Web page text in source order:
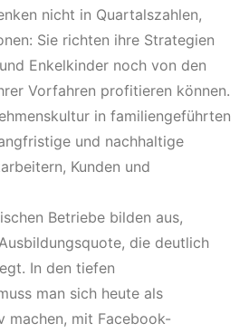
nicht in Quartalszahlen,
Sie richten ihre Strategien
Enkelkinder noch von den
Vorfahren profitieren können.
in familiengeführten
und nachhaltige
Kunden und
Betriebe bilden aus,
die deutlich
In den tiefen
man sich heute als
mit Facebook-